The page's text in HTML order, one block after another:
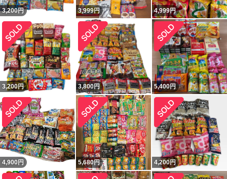
3,200円 3,999円 4,999円
3,200円 3,800円 5,400円
4,900 円 5,680円 4,200円